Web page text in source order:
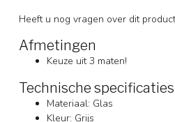
Heeft u nog vragen over dit
Afmetingen
Keuze uit 3 maten!
Technische specificaties
Materiaal: Glas
Kleur: Grijs